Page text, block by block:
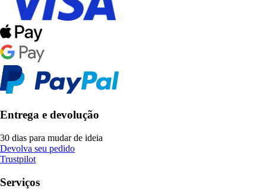
Entrega e devolução
30 dias para mudar de ideia
Devolva seu pedido
Trustpilot
Serviços